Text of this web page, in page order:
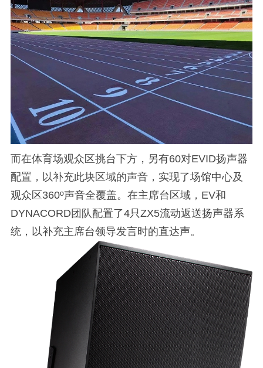
而在体育场观众区挑台下方，另有60对EVID扬声器
配置，以补充此块区域的声音，实现了场馆中心及
观众区360º声音全覆盖。在主席台区域，EV和
DYNACORD团队配置了4只ZX5流动返送扬声器系
统，以补充主席台领导发言时的直达声。